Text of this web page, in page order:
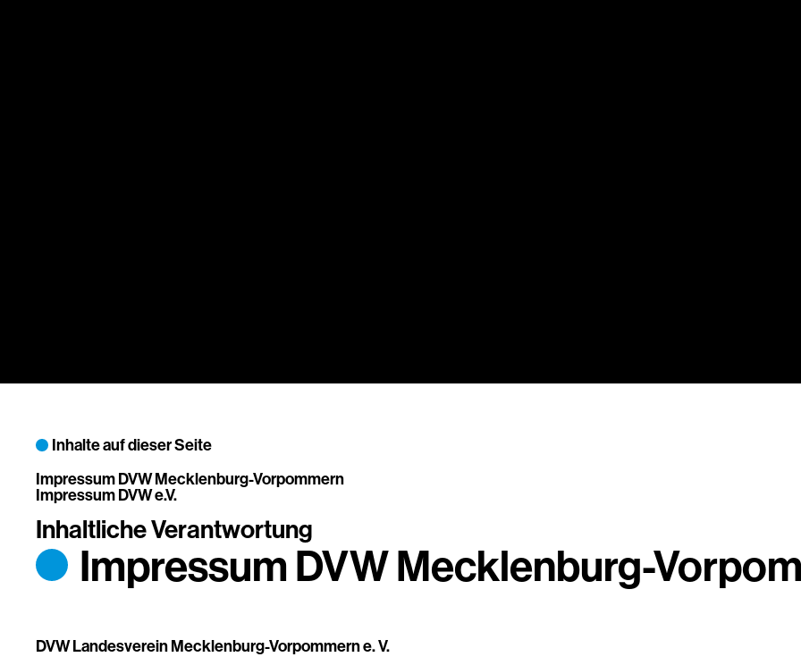
Inhalte auf dieser Seite
Impressum DVW Mecklenburg-Vorpommern
Impressum DVW e.V.
Impressum DVW Mecklenburg-
Inhaltliche Verantwortung
DVW Landesverein Mecklenburg-Vorpommern e. V.